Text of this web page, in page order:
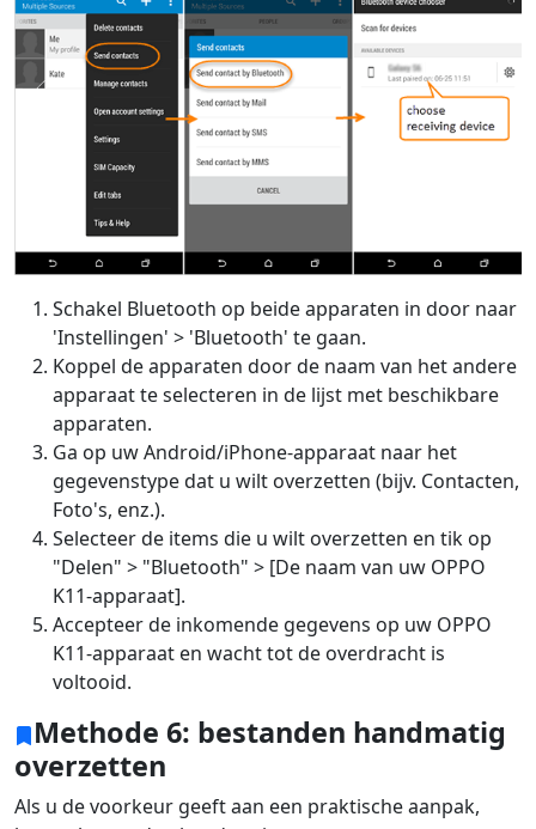
Schakel Bluetooth op beide apparaten in door naar
'Instellingen' > 'Bluetooth' te gaan.
Koppel de apparaten door de naam van het andere
apparaat te selecteren in de lijst met beschikbare
apparaten.
Ga op uw Android/iPhone-apparaat naar het
gegevenstype dat u wilt overzetten (bijv. Contacten,
Foto's, enz.).
Selecteer de items die u wilt overzetten en tik op
"Delen" > "Bluetooth" > [De naam van uw OPPO
K11-apparaat].
Accepteer de inkomende gegevens op uw OPPO
K11-apparaat en wacht tot de overdracht is
voltooid.
Methode 6: bestanden handmatig
overzetten
Als u de voorkeur geeft aan een praktische aanpak,
Language Switch
English Nederlands
Tiếng Việt
日本
Deutsche
Français
Italiano
Suomalainen Svenska